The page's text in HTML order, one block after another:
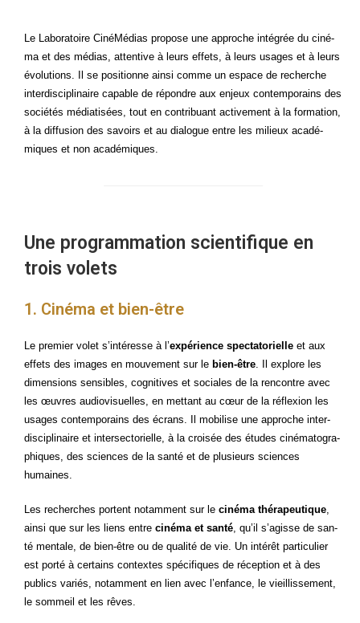
Le Labo­ra­toire Ciné­Mé­dias pro­pose une approche inté­grée du ciné­
ma et des médias, atten­tive à leurs effets, à leurs usages et à leurs
évo­lu­tions. Il se posi­tionne ain­si comme un espace de recherche
inter­dis­ci­pli­naire capable de répondre aux enjeux contem­po­rains des
socié­tés média­ti­sées, tout en contri­buant acti­ve­ment à la for­ma­tion,
à la dif­fu­sion des savoirs et au dia­logue entre les milieux aca­dé­
miques et non académiques.
Une programmation scientifique en
trois volets
1. Cinéma et bien-être
Le pre­mier volet s’intéresse à l’expé­rience spec­ta­to­rielle et aux
effets des images en mou­ve­ment sur le bien-être. Il explore les
dimen­sions sen­sibles, cog­ni­tives et sociales de la ren­contre avec
les œuvres audio­vi­suelles, en met­tant au cœur de la réflexion les
usages contem­po­rains des écrans. Il mobi­lise une approche inter­
dis­ci­pli­naire et inter­sec­to­rielle, à la croi­sée des études ciné­ma­to­gra­
phiques, des sciences de la san­té et de plu­sieurs sciences
humaines.
Les recherches portent notam­ment sur leciné­ma thé­ra­peu­tique,
ain­si que sur les liens entreciné­ma et san­té, qu’il s’agisse de san­
té men­tale, de bien-être ou de qua­li­té de vie. Un inté­rêt par­ti­cu­lier
est por­té à cer­tains contextes spé­ci­fiques de récep­tion et à des
publics variés, notam­ment en lien avec l’enfance, le vieillis­se­ment,
le som­meil et les rêves.